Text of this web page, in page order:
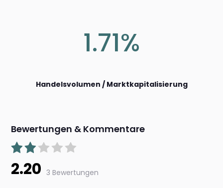
1.71%
Handelsvolumen / Marktkapitalisierung
Bewertungen & Kommentare
2.20 3 Bewertungen